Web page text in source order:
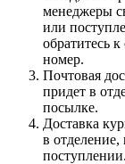
менеджеры
или
обратитесь
номер.
Почтовая
придет в
посылке.
Доставка
в
поступлении.